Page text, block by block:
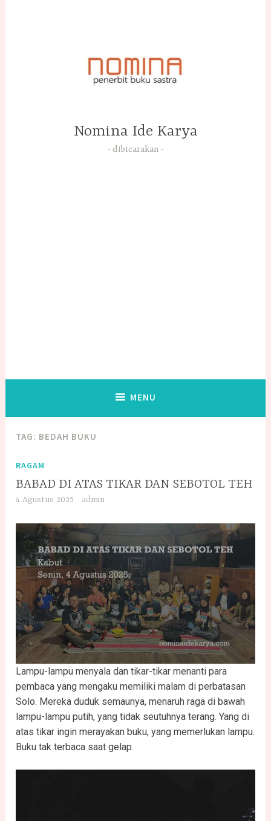
Nomina Ide Karya
dibicarakan
MENU
TAG: BEDAH BUKU
RAGAM
BABAD DI ATAS TIKAR DAN SEBOTOL TEH
4 Agustus 2025 admin
Lampu-lampu menyala dan tikar-tikar menanti para
pembaca yang mengaku memiliki malam di perbatasan
Solo. Mereka duduk semaunya, menaruh raga di bawah
lampu-lampu putih, yang tidak seutuhnya terang. Yang di
atas tikar ingin merayakan buku, yang memerlukan lampu.
Buku tak terbaca saat gelap.